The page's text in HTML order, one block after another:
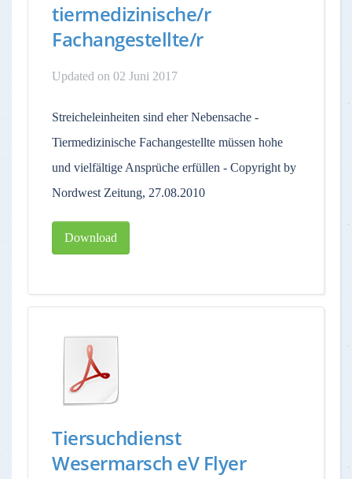
tiermedizinische/r
Fachangestellte/r
Updated on 02 Juni 2017
Streicheleinheiten sind eher Nebensache -
Tiermedizinische Fachangestellte müssen hohe
und vielfältige Ansprüche erfüllen - Copyright by
Nordwest Zeitung, 27.08.2010
Download
Tiersuchdienst
Wesermarsch eV Flyer